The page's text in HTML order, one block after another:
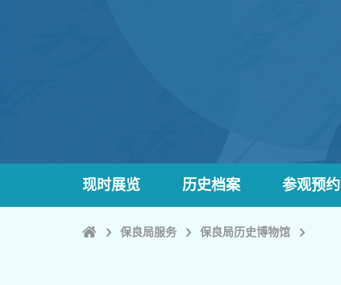
现时展览 历史档案 参观预约
Home保良局服务 保良局历史博物馆